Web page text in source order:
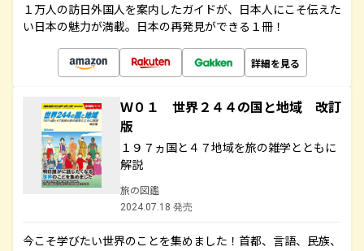
１万人の訪日外国人を案内したガイドが、日本人にこそ伝えた
い日本の魅力が満載。日本の再発見ができる１冊！
詳細を見る
Ｗ０１ 世界２４４の国と地域 改訂
版
１９７ヵ国と４７地域を旅の雑学とともに
解説
旅の図鑑
2024.07.18 発売
今こそ学びたい世界のことを集めました！首都、言語、民族、